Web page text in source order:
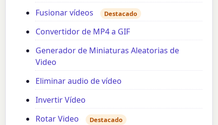
Fusionar vídeos
Destacado
Convertidor de MP4 a GIF
Generador de Miniaturas Aleatorias de
Video
Eliminar audio de vídeo
Invertir Vídeo
Rotar Video
Destacado